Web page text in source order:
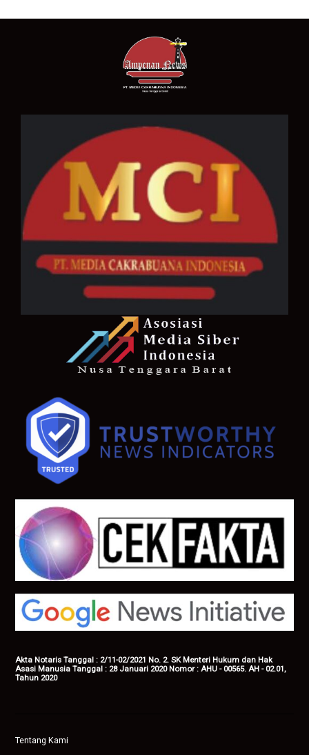
Akta Notaris Tanggal : 2/11-02/2021 No. 2. SK Menteri Hukum dan Hak
Asasi Manusia Tanggal : 28 Januari 2020 Nomor : AHU - 00565. AH - 02.01,
Tahun 2020
Tentang Kami